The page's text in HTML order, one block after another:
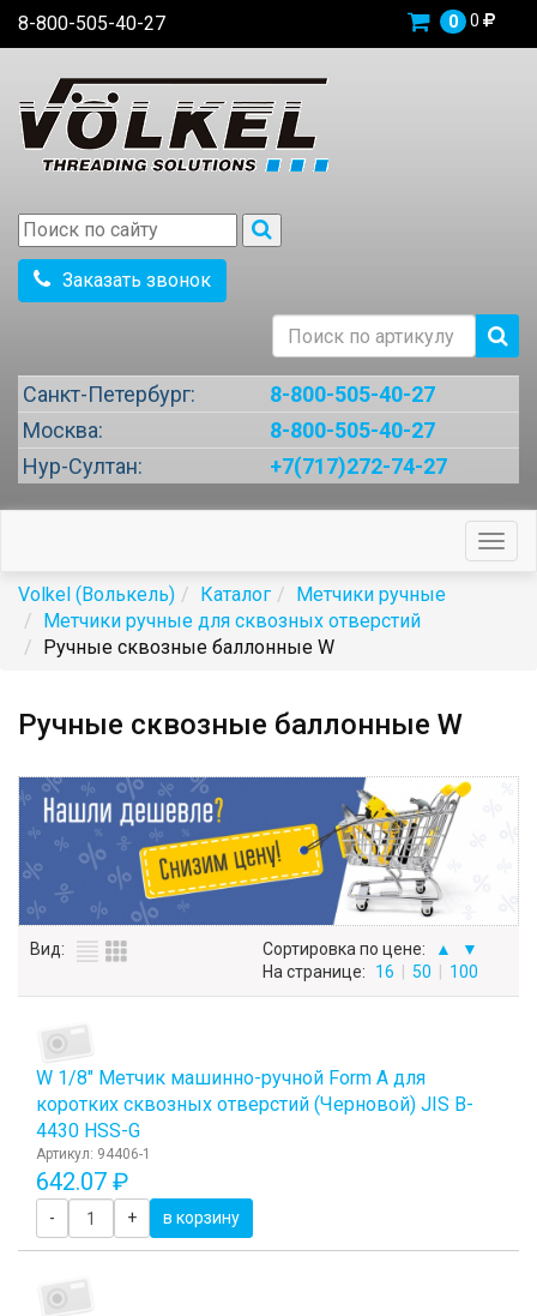
8-800-505-40-27 0 0
Заказать звонок
Санкт-Петербург:
8-800-505-40-27
Москва:
8-800-505-40-27
Нур-Султан:
+7(717)272-74-27
Volkel (Волькель)
Каталог
Метчики ручные
Метчики ручные для сквозных отверстий
Ручные сквозные баллонные W
Ручные сквозные баллонные W
Вид: Сортировка по цене: ▲
▼
На странице:
16 50 100
W 1/8" Метчик машинно-ручной Form A для
коротких сквозных отверстий (Черновой) JIS B-
4430 HSS-G
Артикул: 94406-1
642.07 ₽
- + в корзину